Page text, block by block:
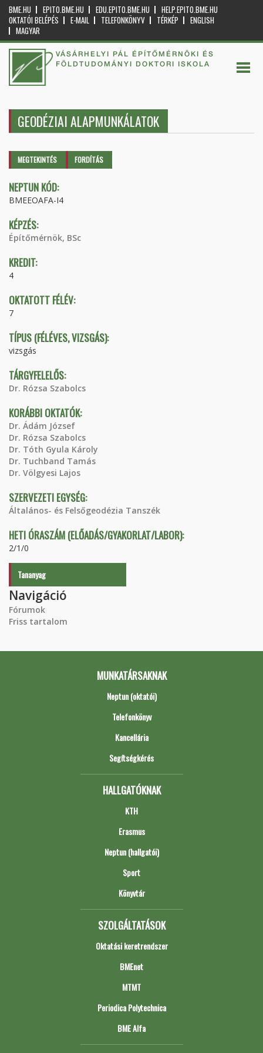
BME.HU EPITO.BME.HU EDU.EPITO.BME.HU
HELP.EPITO.BME.HU
OKTATÓI BELÉPÉS
E-MAIL TELEFONKÖNYV TÉRKÉP
ENGLISH
MAGYAR
VÁSÁRHELYI PÁL ÉPÍTŐMÉRNÖKI ÉS
FÖLDTUDOMÁNYI DOKTORI ISKOLA
GEODÉZIAI ALAPMUNKÁLATOK
Elsődleges fülek
MEGTEKINTÉS (AKTÍVFORDÍTÁS
NEPTUN KÓD:
BMEEOAFA-I4
KÉPZÉS:
Építőmérnök, BSc
KREDIT:
4
OKTATOTT FÉLÉV:
7
TÍPUS (FÉLÉVES, VIZSGÁS):
vizsgás
TÁRGYFELELŐS:
Dr. Rózsa Szabolcs
KORÁBBI OKTATÓK:
Dr. Ádám József
Dr. Rózsa Szabolcs
Dr. Tóth Gyula Károly
Dr. Tuchband Tamás
Dr. Völgyesi Lajos
SZERVEZETI EGYSÉG:
Általános- és Felsőgeodézia Tanszék
HETI ÓRASZÁM (ELŐADÁS/GYAKORLAT/LABOR):
2/1/0
Tananyag
Navigáció
Fórumok
Friss tartalom
MUNKATÁRSAKNAK
Neptun (oktatói)
Telefonkönyv
Kancellária
Segítségkérés
HALLGATÓKNAK
KTH
Erasmus
Neptun (hallgatói)
Sport
Könyvtár
SZOLGÁLTATÁSOK
Oktatási keretrendszer
BMEnet
MTMT
Periodica Polytechnica
BME Alfa